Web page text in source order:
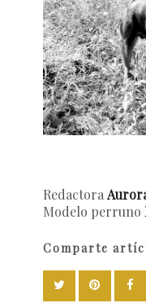
Redactora
Modelo perruno
Comparte